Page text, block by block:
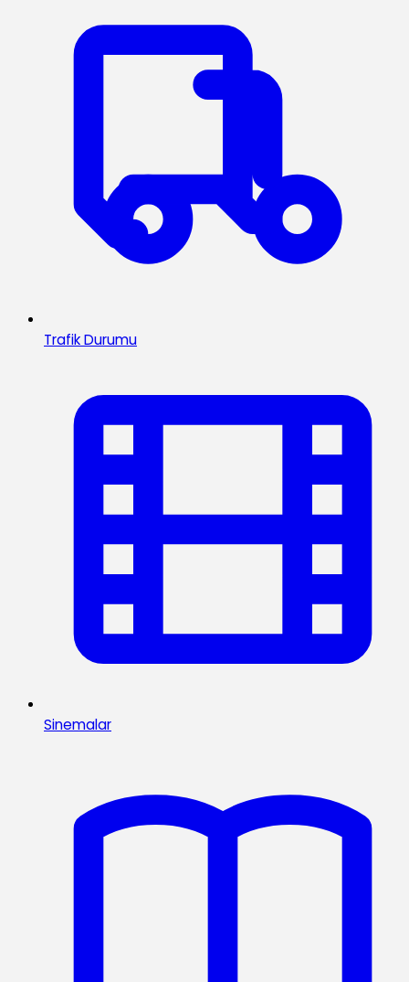
Trafik Durumu
Sinemalar